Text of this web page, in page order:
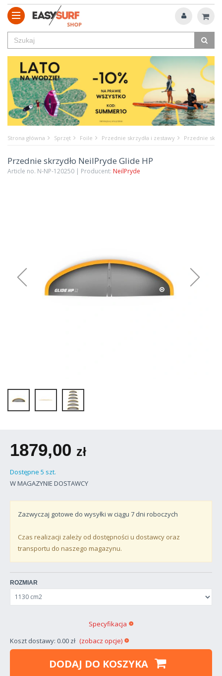
Strona główna Sprzęt Foile Przednie skrzydła i zestawy Przednie
Przednie skrzydło NeilPryde Glide HP
Article no. N-NP-120250 | Producent: NeilPryde
1879,00 zł
Dostępne 5 szt.
W MAGAZYNIE DOSTAWCY
Zazwyczaj gotowe do wysyłki w ciągu 7 dni roboczych
Czas realizacji zależy od dostępności u dostawcy oraz
transportu do naszego magazynu.
ROZMIAR
Koszt dostawy: 0.00 zł (zobacz opcje)
Specyfikacja
DODAJ DO KOSZYKA